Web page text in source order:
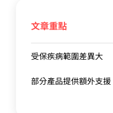
文章重點
受保疾病範圍差異大
部分產品提供額外支援